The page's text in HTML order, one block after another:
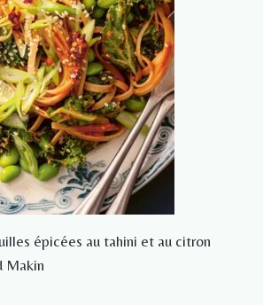
épicées au tahini et au citron
Makin